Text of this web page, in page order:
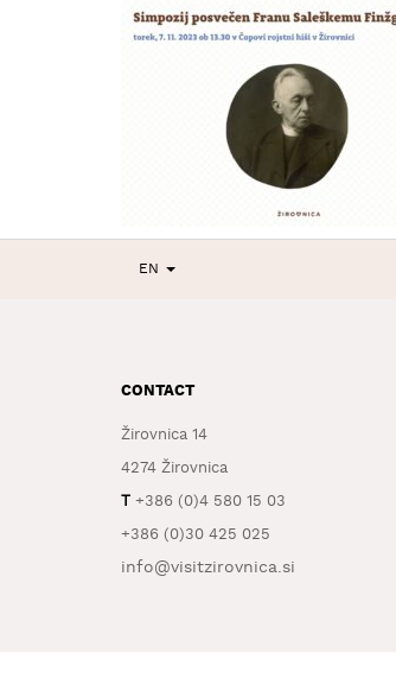
EN
CONTACT
Žirovnica 14
4274 Žirovnica
T +386 (0)4 580 15 03
+386 (0)30 425 025
info@visitzirovnica.si